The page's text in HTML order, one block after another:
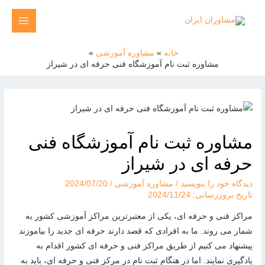
خانه
مشاوره آموزشی
مشاوره ثبت نام آموزشگاه فنی حرفه‌ ای در شیراز
مشاوره ثبت نام آموزشگاه فنی
حرفه‌ ای در شیراز
دیدگاه‌ خود را بنویسید / مشاوره آموزشی /
2024/07/20
تاریخ بروزرسانی: 2024/11/24
مراکز فنی و حرفه ای، یکی از معتبرترین مراکز آموزشی کشور به
شمار می روند. ما به افرادی که قصد دارند حرفه ای جدید را بیاموزند
پیشنهاد می کنیم از طریق مراکز فنی و حرفه ای کشور اقدام به
یادگیری نمایند. اما در هنگام ثبت نام در مرکز فنی و حرفه ای، باید به